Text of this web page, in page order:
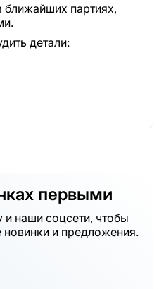
ближайших партиях,
детали:
первыми
наши соцсети, чтобы
новинки и предложения.